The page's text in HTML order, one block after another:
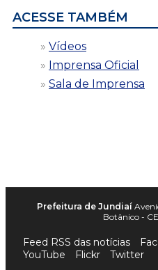
ACESSE TAMBÉM
Vídeos
Imprensa Oficial
Sala de Imprensa
Prefeitura de Jundiaí
Botânico -
Feed RSS das notícias
YouTube
Flickr Twitter